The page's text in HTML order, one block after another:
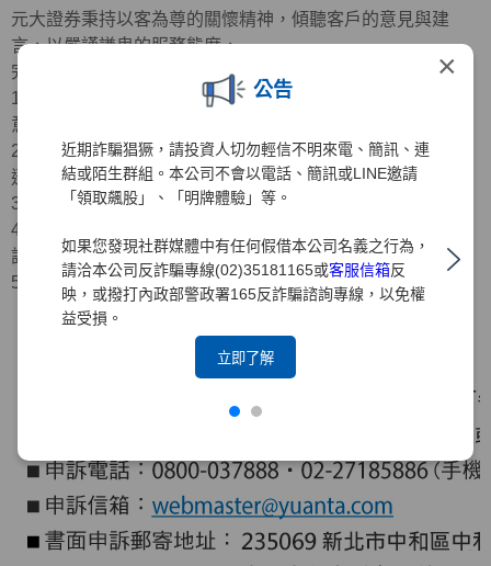
×
公告
近期詐騙猖獗，請投資人切勿輕信不明來電、簡訊、連
結或陌生群組。本公司不會以電話、簡訊或LINE邀請
「領取飆股」、「明牌體驗」等。
如果您發現社群媒體中有任何假借本公司名義之行為，
請洽本公司反詐騙專線(02)35181165或客服信箱反
映，或撥打內政部警政署165反詐騙諮詢專線，以免權
益受損。
立即了解
元大證券秉持以客為尊的關懷精神，傾聽客戶的意見與建
言，以嚴謹謙卑的服務態度，
完善客訴處理程序
1.專人服務：重視客戶意見，編制專人耐心傾聽、記錄客戶
意見
2.受理申訴：接獲申訴案件，立即受理並由專人確認問題後
迅速立案
3.案件處理：受理申訴案件之日起，在30日內完成處理
4.回覆結果：將以電話、電子郵件、專函或其他方式回覆申
訴人
5.處理流程：如下圖